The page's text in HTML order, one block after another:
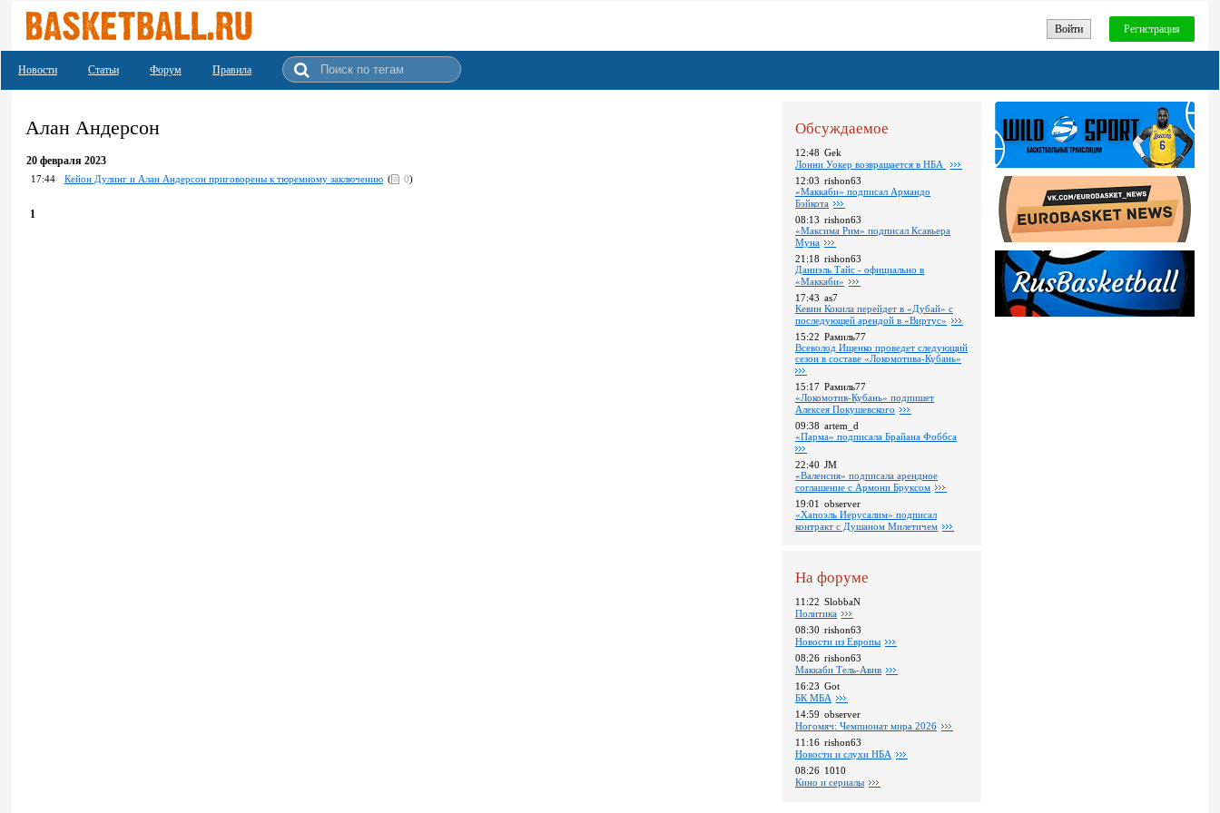
Войти Регистрация
Новости Статьи Форум Правила
Алан Андерсон
20 февраля 2023
17:44 Кейон Дулинг и Алан Андерсон приговорены к тюремному заключению ( 0)
1
Обсуждаемое
12:48 Gek
Лонни Уокер возвращается в НБА
12:03 rishon63
«Маккаби» подписал Армандо
Бэйкота
08:13 rishon63
«Максима Рим» подписал Ксавьера
Муна
21:18 rishon63
Даниэль Тайс - официально в
«Маккаби»
17:43 as7
Кевин Кокила перейдет в «Дубай» с
последующей арендой в «Виртус»
15:22 Рамиль77
Всеволод Ищенко проведет следующий
сезон в составе «Локомотива-Кубань»
15:17 Рамиль77
«Локомотив-Кубань» подпишет
Алексея Покушевского
09:38 artem_d
«Парма» подписала Брайана Фоббса
22:40 JM
«Валенсия» подписала арендное
соглашение с Армони Бруксом
19:01 observer
«Хапоэль Иерусалим» подписал
контракт с Душаном Милетичем
На форуме
11:22 SlobbaN
Политика
08:30 rishon63
Новости из Европы
08:26 rishon63
Маккаби Тель-Авив
16:23 Got
БК МБА
14:59 observer
Ногомяч: Чемпионат мира 2026
11:16 rishon63
Новости и слухи НБА
08:26 1010
Кино и сериалы